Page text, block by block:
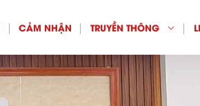
CẢM NHẬN TRUYỀN THÔNG